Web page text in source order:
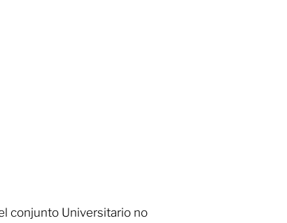
conjunto Universitario no